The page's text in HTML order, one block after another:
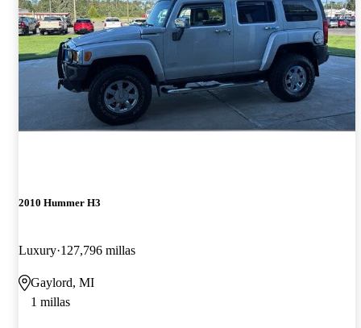
2010 Hummer H3
Luxury 127,796 millas
Gaylord, MI
1 millas